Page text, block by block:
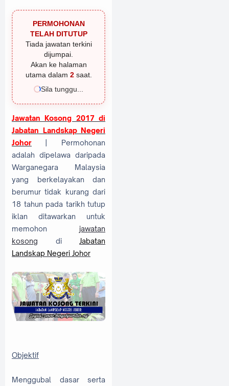
PERMOHONAN
TELAH DITUTUP
Tiada jawatan terkini
dijumpai.
Akan ke halaman
utama dalam 1saat.
Sila tunggu...
Jawatan Kosong 2017 di
Jabatan Landskap Negeri
Johor | Permohonan
adalah dipelawa daripada
Warganegara Malaysia
yang berkelayakan dan
berumur tidak kurang dari
18 tahun pada tarikh tutup
iklan ditawarkan untuk
memohon jawatan
kosong di
Jabatan
Landskap Negeri Johor
Objektif
Menggubal dasar serta